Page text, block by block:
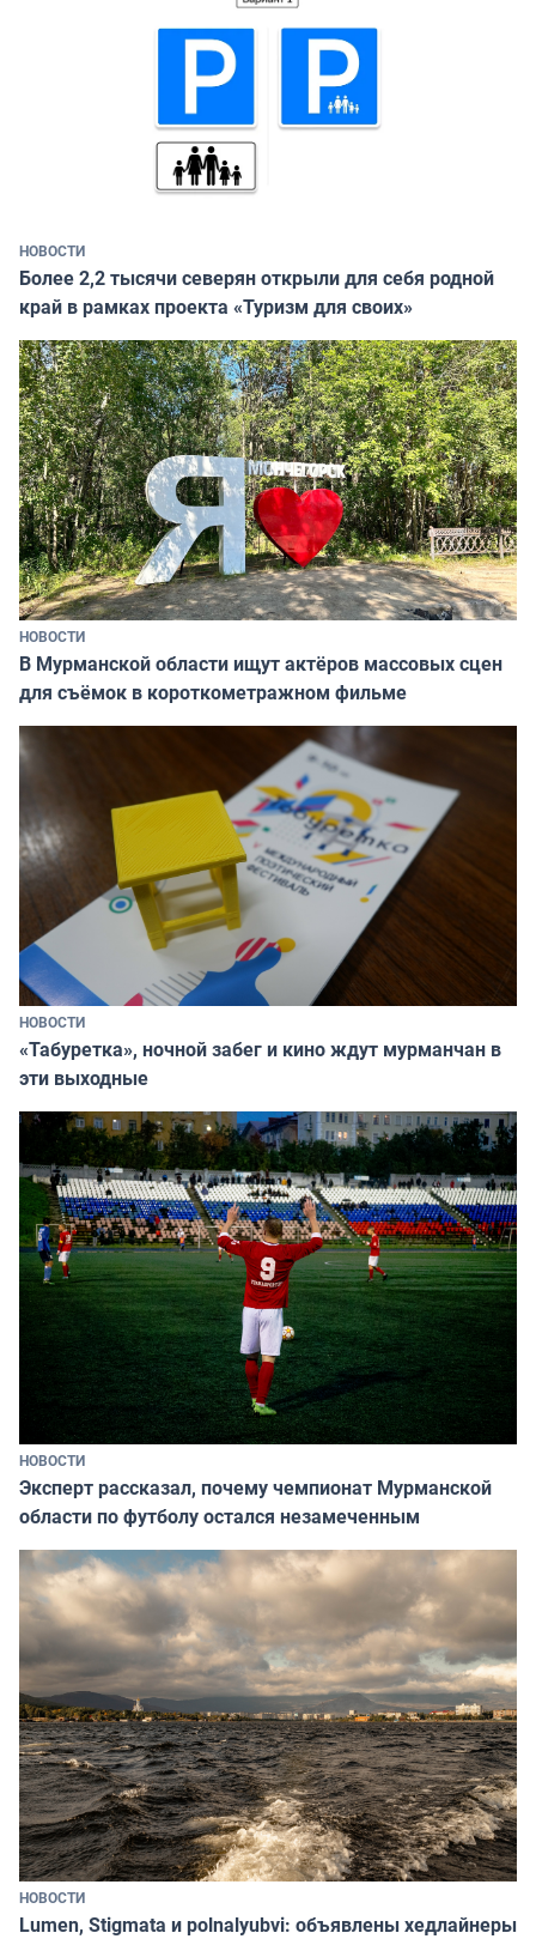
НОВОСТИ
Более 2,2 тысячи северян открыли для себя родной
край в рамках проекта «Туризм для своих»
НОВОСТИ
В Мурманской области ищут актёров массовых сцен
для съёмок в короткометражном фильме
НОВОСТИ
«Табуретка», ночной забег и кино ждут мурманчан в
эти выходные
НОВОСТИ
Эксперт рассказал, почему чемпионат Мурманской
области по футболу остался незамеченным
НОВОСТИ
Lumen, Stigmata и polnalyubvi: объявлены хедлайнеры